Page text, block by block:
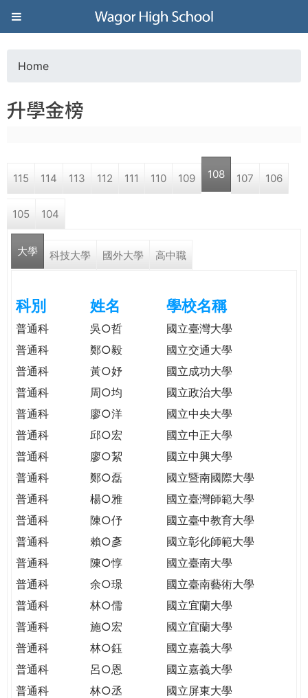
Jump to navigation
葳
格
高
學
格。
民。
WAGOR
TODAY
THE
WORLD
TOMORROW
PUTTING
YOU
o
a
r
e
e
r
e
Home
升學金榜
115 114 113 112 111 110 109 108 107 106
105 104
大學 科技大學 國外大學 高中職
科別 姓名 學校名稱
普通科 吳○哲
國立臺灣大學
普通科
鄭○毅
國立交通大學
普通科
黃○妤
國立成功大學
普通科
周○均
國立政治大學
普通科
廖○洋
國立中央大學
普通科
邱○宏
國立中正大學
普通科
廖○絜
國立中興大學
普通科
鄭○磊
國立暨南國際大學
普通科
楊○雅
國立臺灣師範大學
普通科
陳○伃
國立臺中教育大學
普通科
賴○彥
國立彰化師範大學
普通科
陳○惇
國立臺南大學
普通科
余○璟
國立臺南藝術大學
普通科
林○儒
國立宜蘭大學
普通科
施○宏
國立宜蘭大學
普通科
林○鈺
國立嘉義大學
普通科
呂○恩
國立嘉義大學
普通科
林○丞
國立屏東大學